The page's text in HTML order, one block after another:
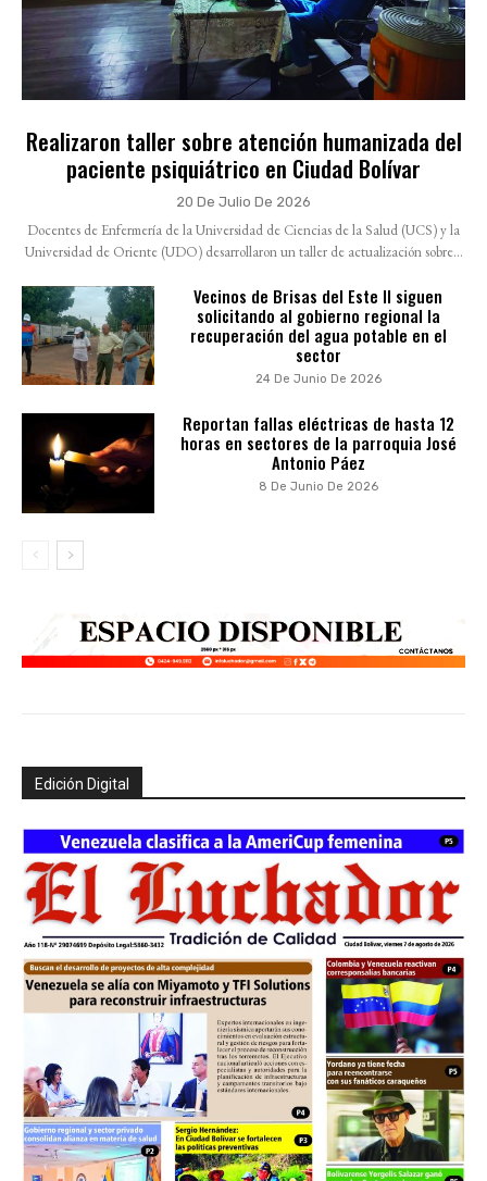
Realizaron taller sobre atención humanizada del
paciente psiquiátrico en Ciudad Bolívar
20 De Julio De 2026
Docentes de Enfermería de la Universidad de Ciencias de la Salud (UCS) y la
Universidad de Oriente (UDO) desarrollaron un taller de actualización sobre...
Vecinos de Brisas del Este II siguen
solicitando al gobierno regional la
recuperación del agua potable en el
sector
24 De Junio De 2026
Reportan fallas eléctricas de hasta 12
horas en sectores de la parroquia José
Antonio Páez
8 De Junio De 2026
Edición Digital